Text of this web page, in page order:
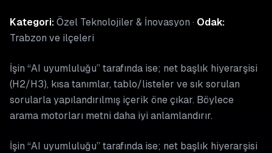
Kategori:Özel Teknolojiler & İnovasyon · Odak:
Trabzon ve ilçeleri
İşin “AI uyumluluğu” tarafında ise; net başlık hiyerarşisi
(H2/H3), kısa tanımlar, tablo/listeler ve sık sorulan
sorularla yapılandırılmış içerik öne çıkar. Böylece
arama motorları metni daha iyi anlamlandırır.
İşin “AI uyumluluğu” tarafında ise; net başlık hiyerarşisi